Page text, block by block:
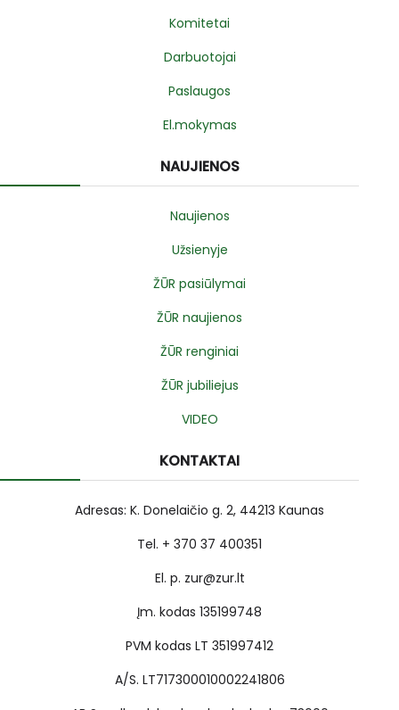
Komitetai
Darbuotojai
Paslaugos
El.mokymas
NAUJIENOS
Naujienos
Užsienyje
ŽŪR pasiūlymai
ŽŪR naujienos
ŽŪR renginiai
ŽŪR jubiliejus
VIDEO
KONTAKTAI
Adresas: K. Donelaičio g. 2, 44213 Kaunas
Tel. + 370 37 400351
El. p. zur@zur.lt
Įm. kodas 135199748
PVM kodas LT 351997412
A/S. LT717300010002241806